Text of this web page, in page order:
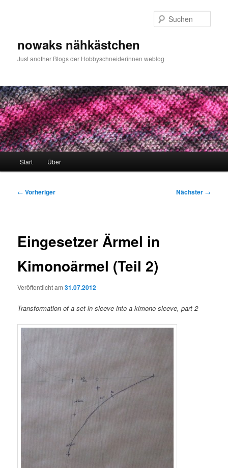
nowaks nähkästchen
Just another Blogs der Hobbyschneiderinnen weblog
Start Über
Beitragsnavigation
← Vorheriger Nächster →
Eingesetzer Ärmel in
Kimonoärmel (Teil 2)
Veröffentlicht am31.07.2012
Transformation of a set-in sleeve into a kimono sleeve, part 2